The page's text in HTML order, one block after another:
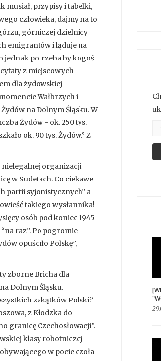
musiał, przypisy i tabelki,
człowieka, dajmy na to
górniczej dzielnicy
emigrantów i ląduje na
jednak potrzeba by kogoś
z miejscowych
dla żydowskiej
Wałbrzych i
na Dolnym Śląsku. W
Żydów - ok. 250 tys.
ok. 90 tys. Żydów.” Z
nielegalnej organizacji
w Sudetach. Co ciekawe
partii syjonistycznych” a
takiego wysłannika!
osób pod koniec 1945
raz”. Po pogromie
opuściło Polskę”,
zborne Bricha dla
Dolnym Śląsku.
zakątków Polski.”
z Kłodzka do
granicę Czechosłowacji”.
klasy robotniczej -
w pocie czoła